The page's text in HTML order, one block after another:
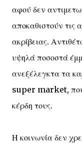
αφού δεν
αποκαθιστούν τις
ακρίβειας.
υψηλά ποσοστά
ανεξέλεγκτα τα
super market, που
κέρδη τους.
Η κοινωνία δεν